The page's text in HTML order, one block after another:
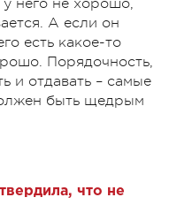
него не хорошо,
А если он
есть какое-то
Порядочность,
и отдавать – самые
быть щедрым
что не